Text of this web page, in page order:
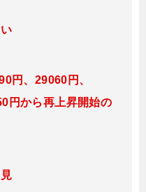
円、29060円、
円から再上昇開始の